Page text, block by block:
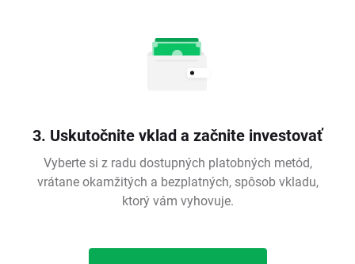
3. Uskutočnite vklad a začnite investovať
Vyberte si z radu dostupných platobných metód,
vrátane okamžitých a bezplatných, spôsob vkladu,
ktorý vám vyhovuje.